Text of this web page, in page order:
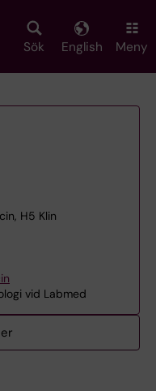
Sök English Meny
H5 Klin
vid Labmed